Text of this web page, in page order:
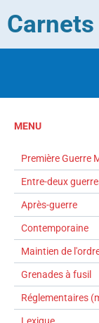
MENU
Première Guerre
Entre-deux
Après-guerre
Contemporaine
Maintien de
Grenades à fusil
Réglementaires